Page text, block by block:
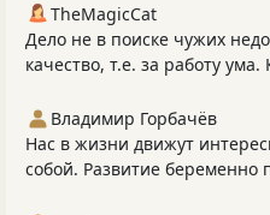
TheMagicCat
Дело не в поиске чужих
качество, т.е. за работу ума.
Владимир Горбачёв
Нас в жизни движут
собой. Развитие беременно